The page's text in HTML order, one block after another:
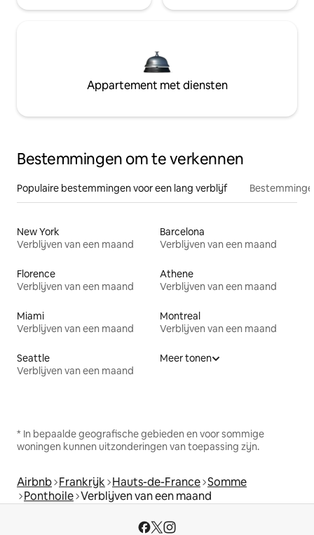
Appartement met diensten
Bestemmingen om te verkennen
Populaire bestemmingen voor een lang verblijf
New York
Verblijven van een maand
Barcelona
Verblijven van een maand
Florence
Verblijven van een maand
Athene
Verblijven van een maand
Miami
Verblijven van een maand
Montreal
Verblijven van een maand
Seattle
Verblijven van een maand
Meer tonen
* In bepaalde geografische gebieden en voor sommige
woningen kunnen uitzonderingen van toepassing zijn.
Airbnb Frankrijk Hauts-de-France Somme
Ponthoile Verblijven van een maand